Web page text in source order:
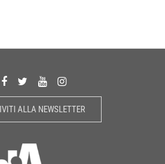
ALLA NEWSLETTER